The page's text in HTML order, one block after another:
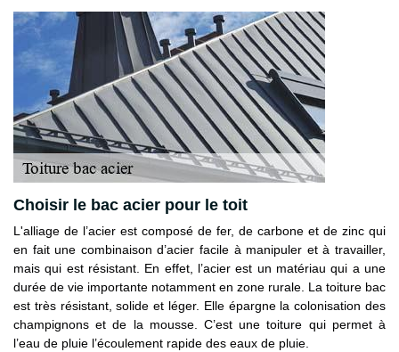
Choisir le bac acier pour le toit
L'alliage de l’acier est composé de fer, de carbone et de zinc qui
en fait une combinaison d’acier facile à manipuler et à travailler,
mais qui est résistant. En effet, l’acier est un matériau qui a une
durée de vie importante notamment en zone rurale. La toiture bac
est très résistant, solide et léger. Elle épargne la colonisation des
champignons et de la mousse. C’est une toiture qui permet à
l’eau de pluie l’écoulement rapide des eaux de pluie.